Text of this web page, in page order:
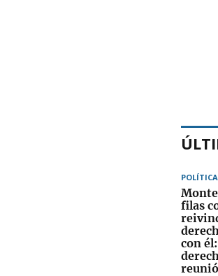
POLÍTICA
filas
con